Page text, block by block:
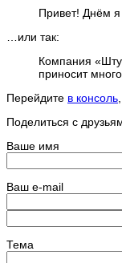
Привет! Днём
…или так:
Компания
приносит
Перейдите в консоль
Поделиться с
Ваше имя
Ваш e-mail
Тема